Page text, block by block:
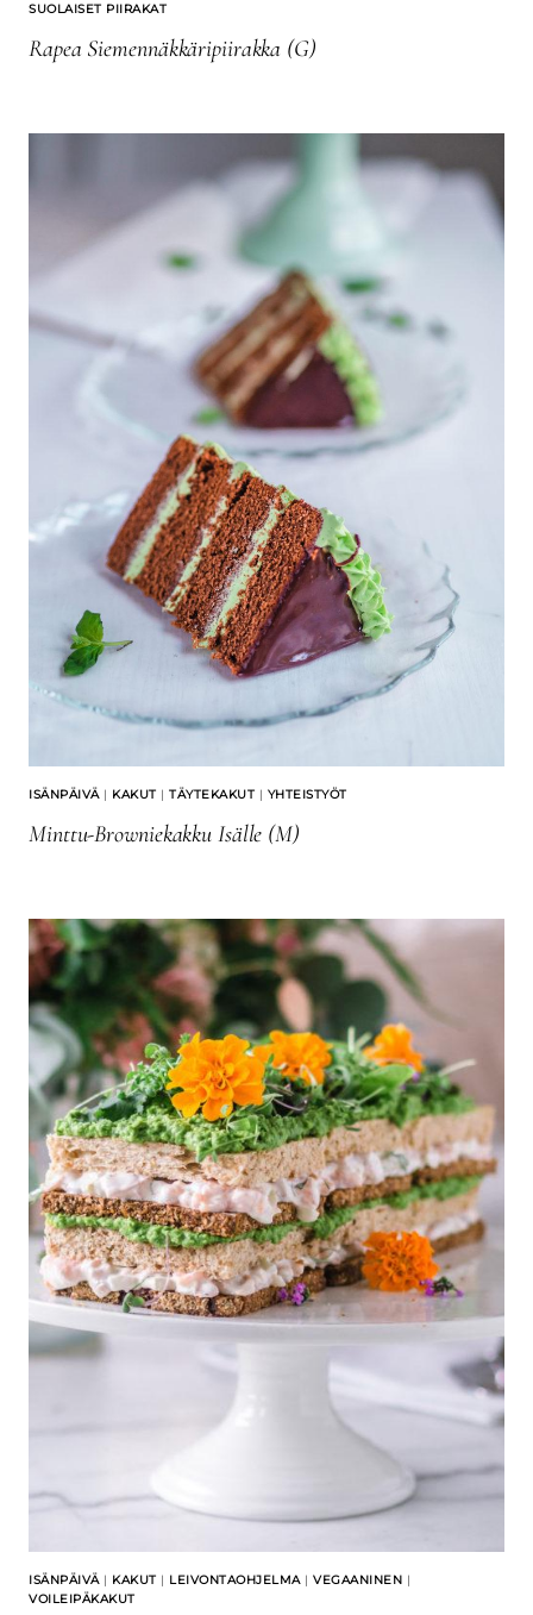
SUOLAISET PIIRAKAT
Rapea Siemennäkkäripiirakka (G)
ISÄNPÄIVÄ| KAKUT | TÄYTEKAKUT | YHTEISTYÖT
Minttu-Browniekakku Isälle (M)
ISÄNPÄIVÄ| KAKUT | LEIVONTAOHJELMA| VEGAANINEN |
VOILEIPÄKAKUT